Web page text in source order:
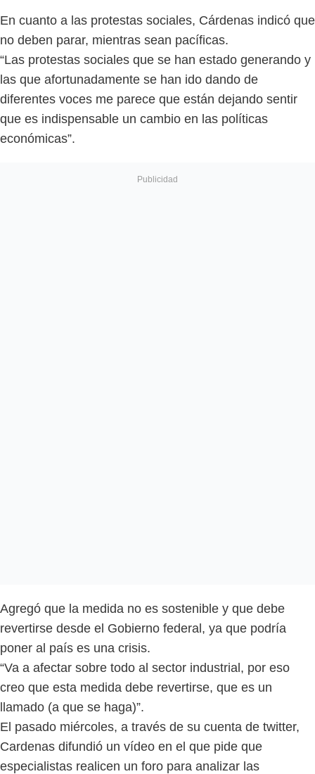
En cuanto a las protestas sociales, Cárdenas indicó que
no deben parar, mientras sean pacíficas.
“Las protestas sociales que se han estado generando y
las que afortunadamente se han ido dando de
diferentes voces me parece que están dejando sentir
que es indispensable un cambio en las políticas
económicas”.
Agregó que la medida no es sostenible y que debe
revertirse desde el Gobierno federal, ya que podría
poner al país es una crisis.
“Va a afectar sobre todo al sector industrial, por eso
creo que esta medida debe revertirse, que es un
llamado (a que se haga)”.
El pasado miércoles, a través de su cuenta de twitter,
Cardenas difundió un vídeo en el que pide que
especialistas realicen un foro para analizar las